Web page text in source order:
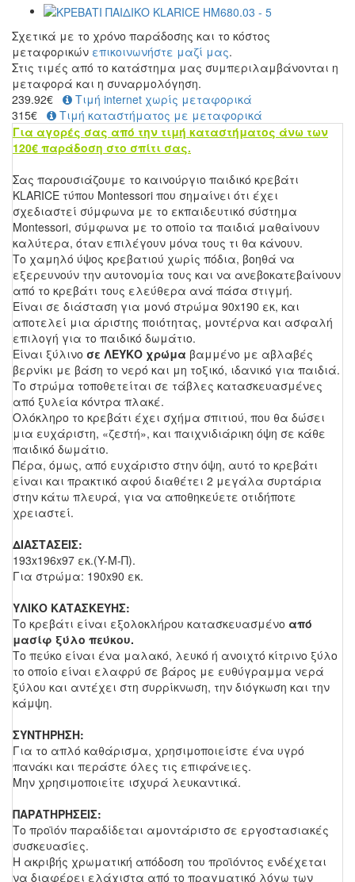
Σχετικά με το χρόνο παράδοσης και το κόστος
μεταφορικών επικοινωνήστε μαζί μας.
Στις τιμές από το κατάστημα μας συμπεριλαμβάνονται η
μεταφορά και η συναρμολόγηση.
239.92€
Τιμή internet χωρίς μεταφορικά
315€
Τιμή καταστήματος με μεταφορικά
Για αγορές σας από την τιμή καταστήματος άνω των
120€ παράδοση στο σπίτι σας.
Σας παρουσιάζουμε το καινούργιο παιδικό κρεβάτι
KLARICE τύπου Montessori που σημαίνει ότι έχει
σχεδιαστεί σύμφωνα με το εκπαιδευτικό σύστημα
Montessori, σύμφωνα με το οποίο τα παιδιά μαθαίνουν
καλύτερα, όταν επιλέγουν μόνα τους τι θα κάνουν.
Το χαμηλό ύψος κρεβατιού χωρίς πόδια, βοηθά να
εξερευνούν την αυτονομία τους και να ανεβοκατεβαίνουν
από το κρεβάτι τους ελεύθερα ανά πάσα στιγμή.
Είναι σε διάσταση για μονό στρώμα 90x190 εκ, και
αποτελεί μια άριστης ποιότητας, μοντέρνα και ασφαλή
επιλογή για το παιδικό δωμάτιο.
Είναι ξύλινο σε ΛΕΥΚΟ χρώμα βαμμένο με αβλαβές
βερνίκι με βάση το νερό και μη τοξικό, ιδανικό για παιδιά.
Το στρώμα τοποθετείται σε τάβλες κατασκευασμένες
από ξυλεία κόντρα πλακέ.
Ολόκληρο το κρεβάτι έχει σχήμα σπιτιού, που θα δώσει
μια ευχάριστη, «ζεστή», και παιχνιδιάρικη όψη σε κάθε
παιδικό δωμάτιο.
Πέρα, όμως, από ευχάριστο στην όψη, αυτό το κρεβάτι
είναι και πρακτικό αφού διαθέτει 2 μεγάλα συρτάρια
στην κάτω πλευρά, για να αποθηκεύετε οτιδήποτε
χρειαστεί.
ΔΙΑΣΤΑΣΕΙΣ:
193x196x97 εκ.(Y-M-Π).
Για στρώμα: 190x90 εκ.
ΥΛΙΚΟ ΚΑΤΑΣΚΕΥΗΣ:
Το κρεβάτι είναι εξολοκλήρου κατασκευασμένο από
μασίφ ξύλο πεύκου.
Το πεύκο είναι ένα μαλακό, λευκό ή ανοιχτό κίτρινο ξύλο
το οποίο είναι ελαφρύ σε βάρος με ευθύγραμμα νερά
ξύλου και αντέχει στη συρρίκνωση, την διόγκωση και την
κάμψη.
ΣΥΝΤΗΡΗΣΗ:
Για το απλό καθάρισμα, χρησιμοποιείστε ένα υγρό
πανάκι και περάστε όλες τις επιφάνειες.
Μην χρησιμοποιείτε ισχυρά λευκαντικά.
ΠΑΡΑΤΗΡΗΣΕΙΣ:
Το προϊόν παραδίδεται αμοντάριστο σε εργοστασιακές
συσκευασίες.
Η ακριβής χρωματική απόδοση του προϊόντος ενδέχεται
να διαφέρει ελάχιστα από το πραγματικό λόγω των